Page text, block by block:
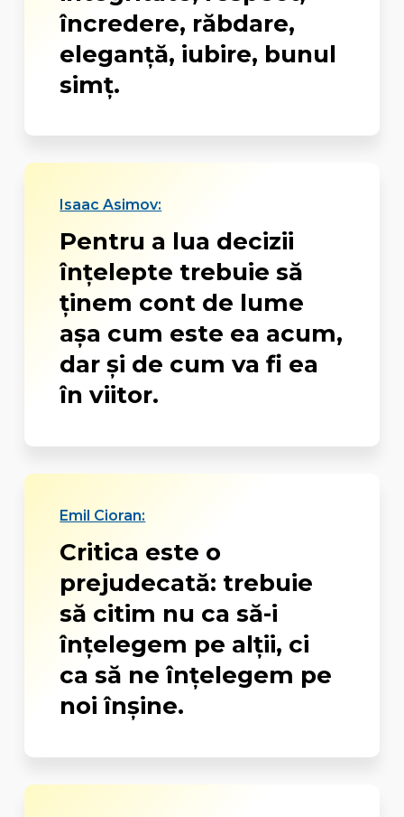
încredere, răbdare,
eleganţă, iubire, bunul
simţ.
Isaac Asimov:
Pentru a lua decizii
înțelepte trebuie să
ținem cont de lume
așa cum este ea acum,
dar și de cum va fi ea
în viitor.
Emil Cioran:
Critica este o
prejudecată: trebuie
să citim nu ca să-i
înţelegem pe alţii, ci
ca să ne înţelegem pe
noi înşine.